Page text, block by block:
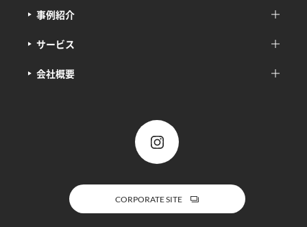
サービス
事例紹介
会社概要
CORPORATE SITE